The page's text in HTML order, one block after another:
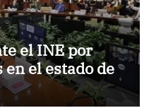
el INE por
el estado de